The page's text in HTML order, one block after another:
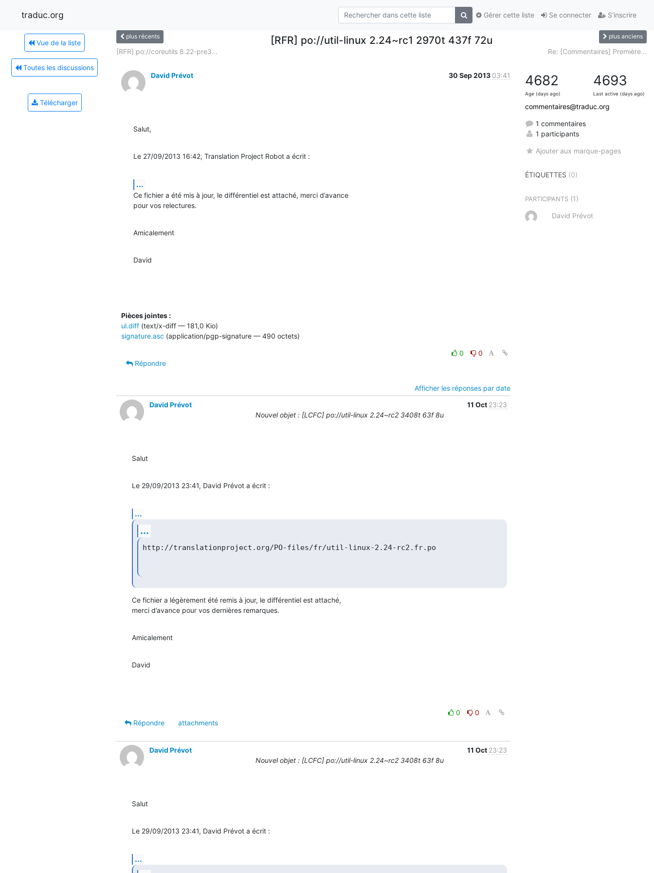
traduc.org Se connecter S'inscrire
Gérer cette liste
Vue de la liste
Toutes les discussions
Télécharger
plus récents [RFR] po://util-linux 2.24~rc1 2970t 437f 72u plus anciens
[RFR] po://coreutils 8.22-pre3... Re: [Commentaires] Première...
David Prévot 30 Sep 2013 03:41
Salut,
Le 27/09/2013 16:42, Translation Project Robot a écrit :
...
Ce fichier a été mis à jour, le différentiel est attaché, merci d’avance
pour vos relectures.
Amicalement
David
Pièces jointes :
ul.diff (text/x-diff — 181,0 Kio)
signature.asc (application/pgp-signature — 490 octets)
0
0
Répondre
Afficher les réponses par date
David Prévot
11 Oct 23:23
Nouvel objet : [LCFC] po://util-linux 2.24~rc2 3408t 63f 8u
Salut
Le 29/09/2013 23:41, David Prévot a écrit :
...
...
Ce fichier a légèrement été remis à jour, le différentiel est attaché,
merci d’avance pour vos dernières remarques.
Amicalement
David
0
0
Répondre
attachments
David Prévot 11 Oct 23:23
Nouvel objet : [LCFC] po://util-linux 2.24~rc2 3408t 63f 8u
Salut
Le 29/09/2013 23:41, David Prévot a écrit :
...
4682
Age (days ago)
4693
Last active (days ago)
commentaires@traduc.org
1 commentaires
1 participants
Ajouter aux marque-pages
ÉTIQUETTES (0)
PARTICIPANTS (1)
David Prévot